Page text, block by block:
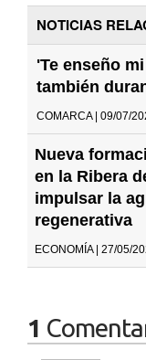
NOTICIAS
'Te enseño
también
COMARCA | 09/07/
Nueva
en la Ribera
impulsar la
regenerativa
ECONOMÍA | 27/05/
1